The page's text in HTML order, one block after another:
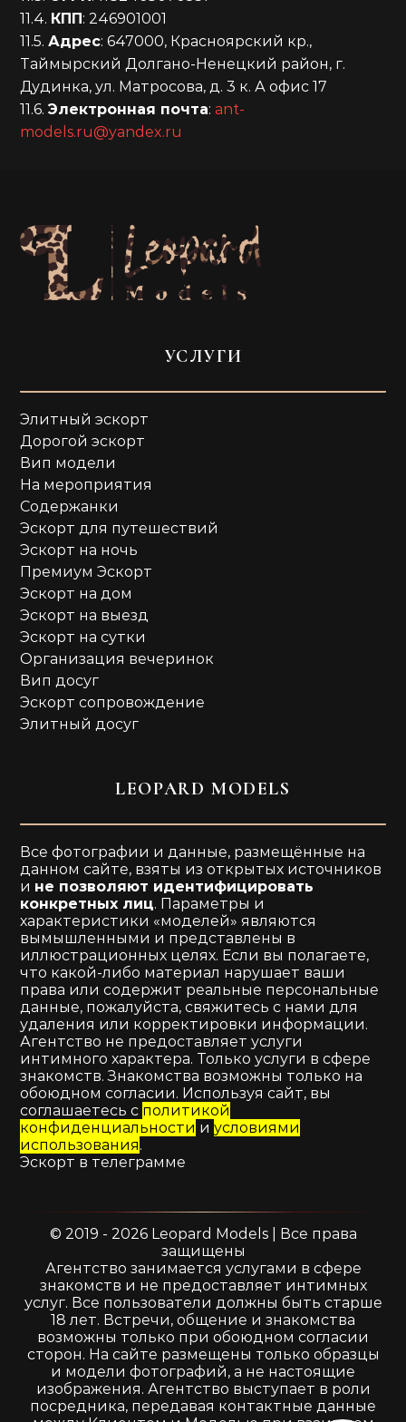
11.4. КПП: 246901001
11.5.Адрес: 647000, Красноярский кр.,
Таймырский Долгано-Ненецкий район, г.
Дудинка, ул. Матросова, д. 3 к. А офис 17
11.6.Электронная почта:ant-
models.ru@yandex.ru
УСЛУГИ
Элитный эскорт
Дорогой эскорт
Вип модели
На мероприятия
Содержанки
Эскорт для путешествий
Эскорт на ночь
Премиум Эскорт
Эскорт на дом
Эскорт на выезд
Эскорт на сутки
Организация вечеринок
Вип досуг
Эскорт сопровождение
Элитный досуг
LEOPARD MODELS
Все фотографии и данные, размещённые на
данном сайте, взяты из открытых источников
и не позволяют идентифицировать
конкретных лиц. Параметры и
характеристики «моделей» являются
вымышленными и представлены в
иллюстрационных целях. Если вы полагаете,
что какой-либо материал нарушает ваши
права или содержит реальные персональные
данные, пожалуйста, свяжитесь с нами для
удаления или корректировки информации.
Агентство не предоставляет услуги
интимного характера. Только услуги в сфере
знакомств. Знакомства возможны только на
обоюдном согласии. Используя сайт, вы
соглашаетесь с политикой
конфиденциальности иусловиями
использования.
Эскорт в телеграмме
© 2019 - 2026 Leopard Models | Все права
защищены
Агентство занимается услугами в сфере
знакомств и не предоставляет интимных
услуг. Все пользователи должны быть старше
18 лет. Встречи, общение и знакомства
возможны только при обоюдном согласии
сторон. На сайте размещены только образцы
и модели фотографий, а не настоящие
изображения. Агентство выступает в роли
посредника, передавая контактные данные